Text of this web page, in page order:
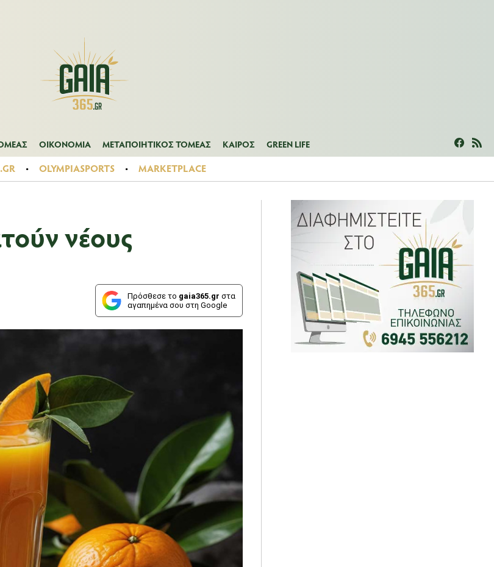
ΟΙΚΟΝΟΜΙΑ ΜΕΤΑΠΟΙΗΤΙΚΟΣ ΤΟΜΕΑΣ ΚΑΙΡΟΣ GREEN LIFE
OLYMPIASPORTS MARKETPLACE
νέους
Πρόσθεσε το gaia365.gr στα
αγαπημένα σου στη Google